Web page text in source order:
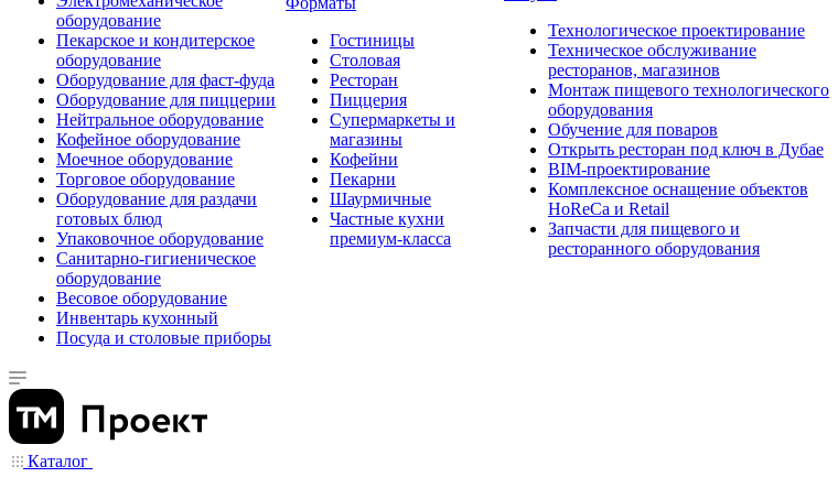
оборудование
Пекарское и кондитерское
оборудование
Оборудование для фаст-фуда
Оборудование для пиццерии
Нейтральное оборудование
Кофейное оборудование
Моечное оборудование
Торговое оборудование
Оборудование для раздачи
готовых блюд
Упаковочное оборудование
Санитарно-гигиеническое
оборудование
Весовое оборудование
Инвентарь кухонный
Посуда и столовые приборы
Гостиницы
Столовая
Ресторан
Пиццерия
Супермаркеты и
магазины
Кофейни
Пекарни
Шаурмичные
Частные кухни
премиум-класса
Технологическое проектирование
Техническое обслуживание
ресторанов, магазинов
Монтаж пищевого технологического
оборудования
Обучение для поваров
Открыть ресторан под ключ в Дубае
BIM-проектирование
Комплексное оснащение объектов
HoReCa и Retail
Запчасти для пищевого и
ресторанного оборудования
Каталог